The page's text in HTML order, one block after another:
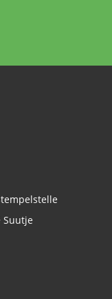
Suutje